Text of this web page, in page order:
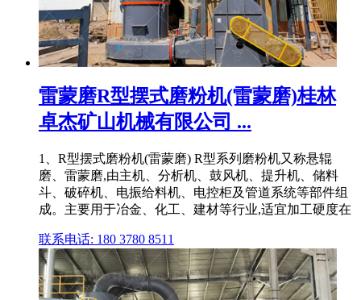
雷蒙磨R型摆式磨粉机(雷蒙磨)桂林
卓杰矿山机械有限公司 ...
1、R型摆式磨粉机(雷蒙磨) R型系列磨粉机又称悬辊
磨、雷蒙磨,由主机、分析机、鼓风机、提升机、储料
斗、破碎机、电振给料机、电控柜及管道系统等部件组
成。主要用于冶金、化工、建材等行业,适宜加工硬度在
联系电话: 180 3780 8511